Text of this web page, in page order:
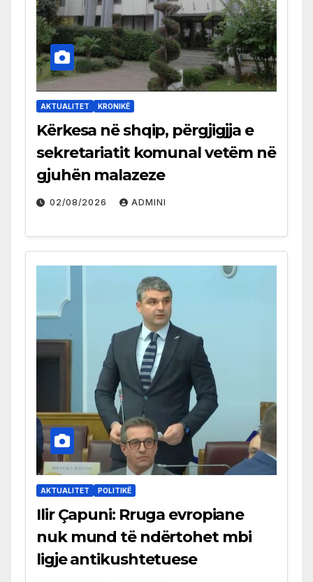
AKTUALITET KRONIKË
Kërkesa në shqip, përgjigjja e
sekretariatit komunal vetëm në
gjuhën malazeze
02/08/2026 ADMINI
AKTUALITET POLITIKË
Ilir Çapuni: Rruga evropiane
nuk mund të ndërtohet mbi
ligje antikushtetuese